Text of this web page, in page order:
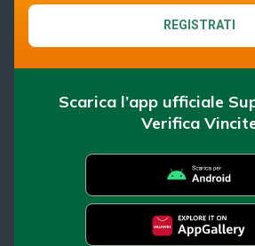
REGISTRATI
Scarica l’app ufficiale
Verifica